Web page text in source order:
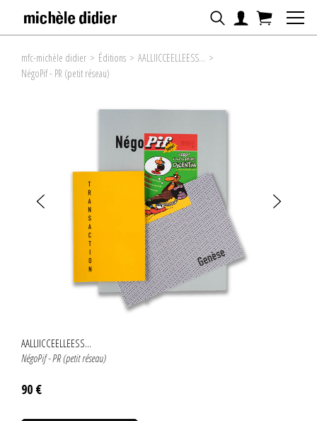
mfc-michèle didier > Éditions > AALLIICCEELLEESS... >
NégoPif - PR (petit réseau)
AALLIICCEELLEESS...
NégoPif - PR (petit réseau)
90 €